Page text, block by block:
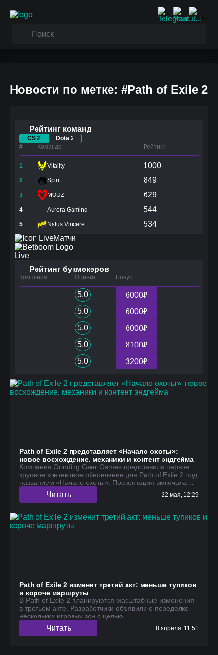
Новости по метке: #Path of Exile 2
Path of Exile 2 представляет «Начало охоты»:
новое восхождение, механики и контент эндгейма
Компания Grinding Gear Games представила первое
крупное контентное обновление для Path of Exile 2 под
названием «Начало охоты». Презентация включала…
Читать 22 мая, 12:29
Path of Exile 2 изменит третий акт: меньше тупиков
и короче маршруты
В Path of Exile 2 планируются масштабные изменения
в третьем акте. Разработчики объявили о переделке
нескольких игровых зон с целью…
Читать 8 апреля, 11:51
Рейтинг команд
CS 2
Dota 2
#
Команда Рейтинг
1 Vitality 1000
2 Spirit 849
3 MOUZ 629
4 Aurora Gaming 544
5 Natus Vincere
534
Матчи
Live
Рейтинг букмекеров
Компания Оценка Бонус
5.0
6000₽
5.0
6000₽
5.0
6000₽
5.0
8100₽
5.0
3200₽